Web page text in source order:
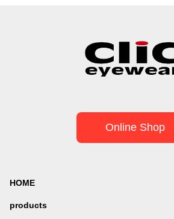
Online Shop
HOME
products